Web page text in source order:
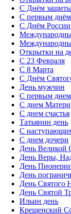
С Днём защиты
С первым днём
С Днём
Открытки на
С 23 Февраля
С 8 Марта
С Днём
День мужчин
С первым
С днем Матери
C днем счастья
Татьянин день
C
C днем дочери
День Великой
День Веры,
День
День
День Святого
День Святой
Ильин день
Крещенский